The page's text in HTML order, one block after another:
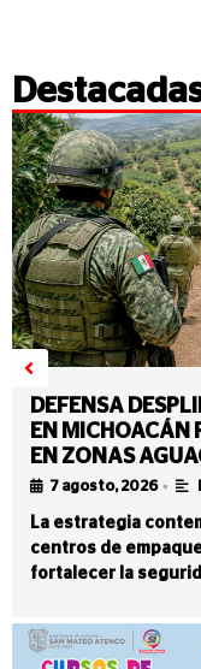
DEFENSA
EN MICHOACÁN
EN ZONAS
7 agosto, 2026 •
La estrategia
centros de
fortalecer la